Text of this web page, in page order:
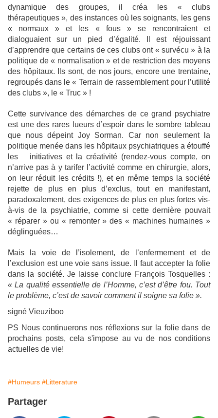
dynamique des groupes, il créa les « clubs
thérapeutiques », des instances où les soignants, les gens
« normaux » et les « fous » se rencontraient et
dialoguaient sur un pied d’égalité. Il est réjouissant
d’apprendre que certains de ces clubs ont « survécu » à la
politique de « normalisation » et de restriction des moyens
des hôpitaux. Ils sont, de nos jours, encore une trentaine,
regroupés dans le « Terrain de rassemblement pour l’utilité
des clubs », le « Truc » !
Cette survivance des démarches de ce grand psychiatre
est une des rares lueurs d’espoir dans le sombre tableau
que nous dépeint Joy Sorman. Car non seulement la
politique menée dans les hôpitaux psychiatriques a étouffé
les initiatives et la créativité (rendez-vous compte, on
n’arrive pas à y tarifer l’activité comme en chirurgie, alors,
on leur réduit les crédits !), et en même temps la société
rejette de plus en plus d’exclus, tout en manifestant,
paradoxalement, des exigences de plus en plus fortes vis-
à-vis de la psychiatrie, comme si cette dernière pouvait
« réparer » ou « remonter » des « machines humaines »
déglinguées…
Mais la voie de l’isolement, de l’enfermement et de
l’exclusion est une voie sans issue. Il faut accepter la folie
dans la société. Je laisse conclure François Tosquelles :
« La qualité essentielle de l’Homme, c’est d’être fou. Tout
le problème, c’est de savoir comment il soigne sa folie ».
signé Vieuziboo
PS Nous continuerons nos réflexions sur la folie dans de
prochains posts, cela s'impose au vu de nos conditions
actuelles de vie!
#Humeurs #Litterature
Partager